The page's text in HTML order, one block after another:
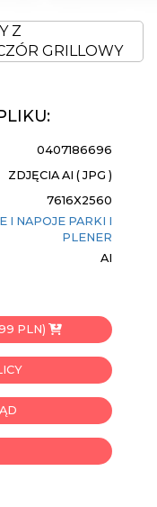
0407186696
ZDJĘCIA AI ( JPG )
7616X2560
I NAPOJE PARKI I
PLENER
AI
PLN)